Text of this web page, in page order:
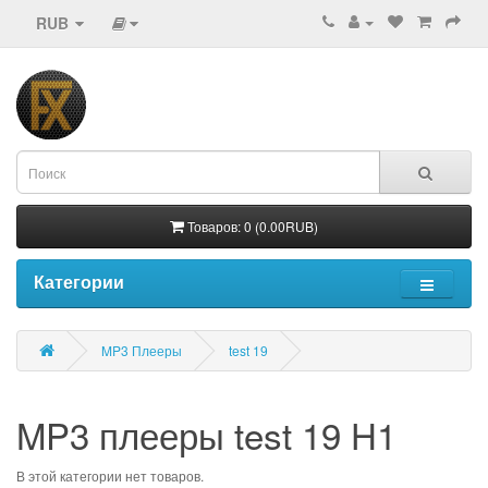
RUB
Товаров: 0 (0.00RUB)
Категории
MP3 Плееры test 19
MP3 плееры test 19 H1
В этой категории нет товаров.